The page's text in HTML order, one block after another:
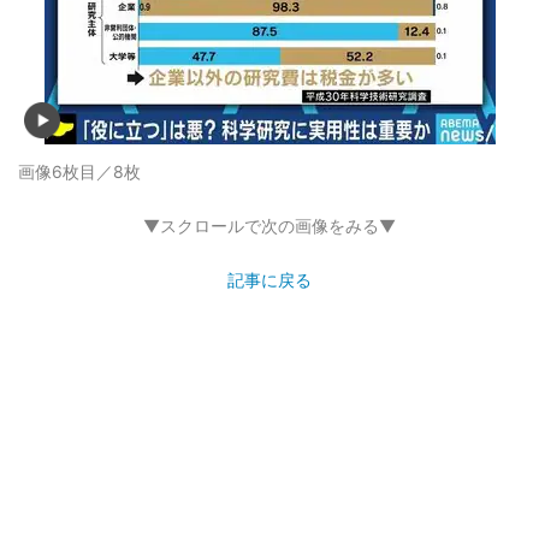
画像6枚目／8枚
▼スクロールで次の画像をみる▼
記事に戻る